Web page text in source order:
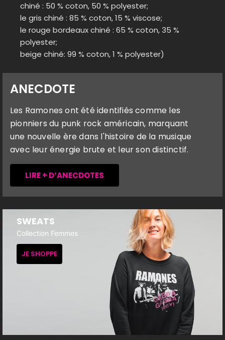
chiné : 50 % coton, 50 % polyester;
le gris chiné : 85 % coton, 15 % viscose;
le rouge bordeaux chiné : 65 % coton, 35 %
polyester;
beige chiné: 99 % coton, 1 % polyester)
ANECDOTE
Les Ramones ont été identifiés comme les
pionniers du punk rock américain, marquant
une nouvelle ère dans l'histoire de la musique
avec leur énergie brute et leur son distinctif.
LIRE + D’ANECDOTES
SWEATS
Collection Femmes
JE SHOPPE